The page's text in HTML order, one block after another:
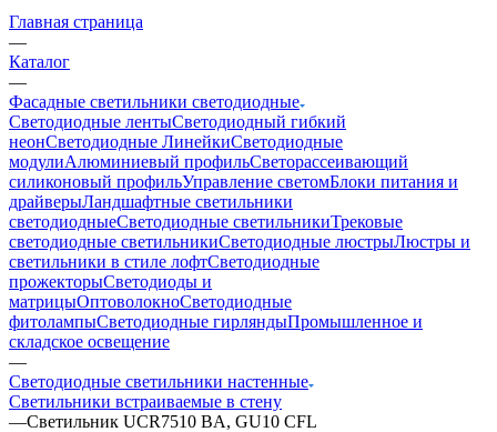
Главная страница
—
Каталог
—
Фасадные светильники светодиодные
Светодиодные лентыСветодиодный гибкий
неонСветодиодные ЛинейкиСветодиодные
модулиАлюминиевый профильСветорассеивающий
силиконовый профильУправление светомБлоки питания и
драйверыЛандшафтные светильники
светодиодныеСветодиодные светильникиТрековые
светодиодные светильникиСветодиодные люстрыЛюстры и
светильники в стиле лофтСветодиодные
прожекторыСветодиоды и
матрицыОптоволокноСветодиодные
фитолампыСветодиодные гирляндыПромышленное и
складское освещение
—
Светодиодные светильники настенные
Светильники встраиваемые в стену
—Светильник UCR7510 BA, GU10 CFL